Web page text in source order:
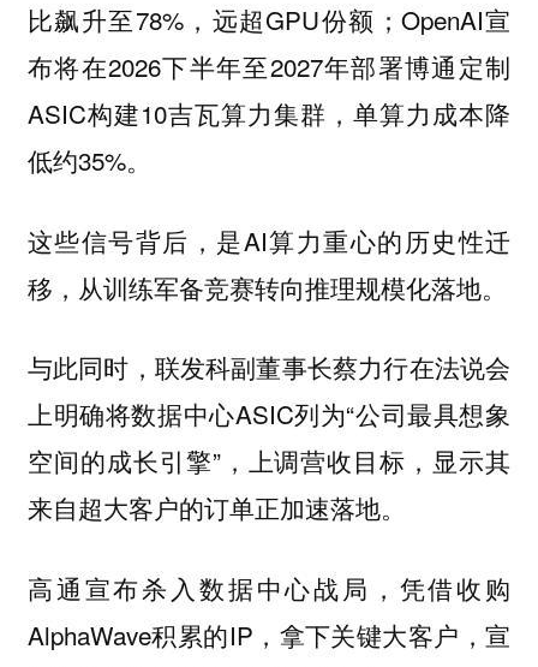
比飙升至78%，远超GPU份额；OpenAI宣
布将在2026下半年至2027年部署博通定制
ASIC构建10吉瓦算力集群，单算力成本降
低约35%。
这些信号背后，是AI算力重心的历史性迁
移，从训练军备竞赛转向推理规模化落地。
与此同时，联发科副董事长蔡力行在法说会
上明确将数据中心ASIC列为“公司最具想象
空间的成长引擎”，上调营收目标，显示其
来自超大客户的订单正加速落地。
高通宣布杀入数据中心战局，凭借收购
AlphaWave积累的IP，拿下关键大客户，宣